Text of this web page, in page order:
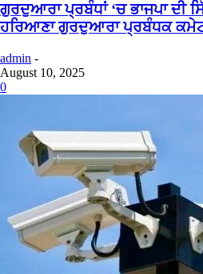
ਗੁਰਦੁਆਰਾ ਪ੍ਰਬੰਧਾਂ ‘ਚ ਭਾਜਪਾ ਦੀ
ਹਰਿਆਣਾ ਗੁਰਦੁਆਰਾ ਪ੍ਰਬੰਧਕ
admin -
August 10, 2025
0